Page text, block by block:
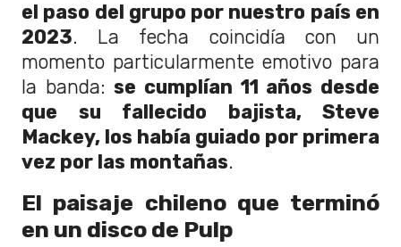
el paso del grupo por nuestro país en
2023. La fecha coincidía con un
momento particularmente emotivo para
la banda:se cumplían 11 años desde
que su fallecido bajista, Steve
Mackey, los había guiado por primera
vez por las montañas.
El paisaje chileno que terminó
en un disco de Pulp